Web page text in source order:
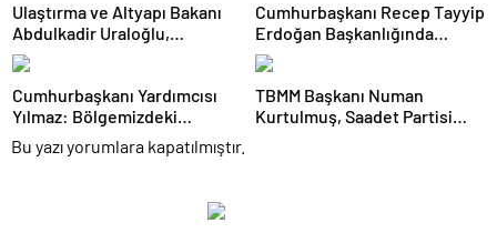
Ulaştırma ve Altyapı Bakanı
Abdulkadir Uraloğlu,
Afyonkarahisar Belediye
Başkanlarıyla Bir Araya Geldi
Cumhurbaşkanı Recep Tayyip
Erdoğan Başkanlığında
Toplanan AK Parti MKYK’da
Gündem “Terörsüz Türkiye”
Süreci Oldu
Cumhurbaşkanı Yardımcısı
Yılmaz: Bölgemizdeki
Emperyalist Tuzakları Boşa
Çıkarmaya Devam Edeceğiz
TBMM Başkanı Numan
Kurtulmuş, Saadet Partisi
Bu yazı yorumlara kapatılmıştır.